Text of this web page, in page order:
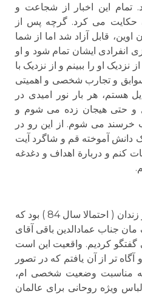
تمام این اخبار از شجاعت و
حکایت می کرد. گرچه پس از
اوین، قابل آزاد شد اما از شما
انفرادی ایشان تمام شود و او
نزدیک او را ببینم و از نزدیک با
سوابق و تجارب شخصی و اهمیتی
هستم، هر بار نور امیدی در
و حتی هیجان زده می شوم و
خرسند می شوم. از این رو در
دانش آموخته قم و شاگرد آیت
کنم و دربارة اهداف و دغدغه
مدتی گذشت. پس از آزادی از زندان ( احتمالا سال 84 ) بود که
جناب عمادالدین باقی آقای
گفتگو کردیم. واقعیت این است
آگاه تر از آن یافتم که در تصور
مناسبت وضعیت شخصی ام،
ویژه روحانی برای عالمان